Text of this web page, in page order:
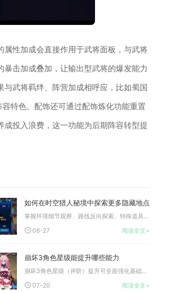
性加成会直接作用于武将面板，与武将
击加成叠加，让输出型武将的爆发能力
武将羁绊、阵营加成相呼应，比如蜀国
特色。配饰还可通过配饰炼化功能重置
投入浪费，这一功能为后期阵容转型提
如何在时空猎人秘境中探索更多隐藏地点
掌握环境细节观察、路线反向探索、特殊道具触发及怪物刷新规律，...
06-27
阅读全文+
崩坏3角色星级能提升哪些能力
崩坏3角色星级（评阶）提升可全面强化基础属性、解锁核心技能、...
07-20
阅读全文+